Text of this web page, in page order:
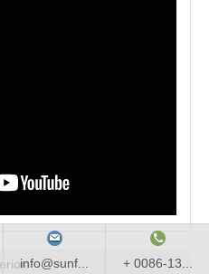
info@sunf... + 0086-13...